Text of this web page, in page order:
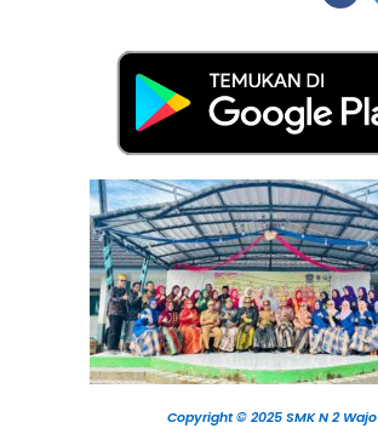
Copyright © 2025 SMK N 2 Wajo